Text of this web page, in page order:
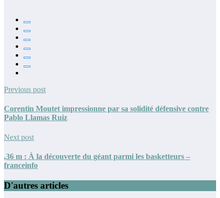
Previous post
Corentin Moutet impressionne par sa solidité défensive contre
Pablo Llamas Ruiz
Next post
,36 m : À la découverte du géant parmi les basketteurs –
franceinfo
D'autres articles